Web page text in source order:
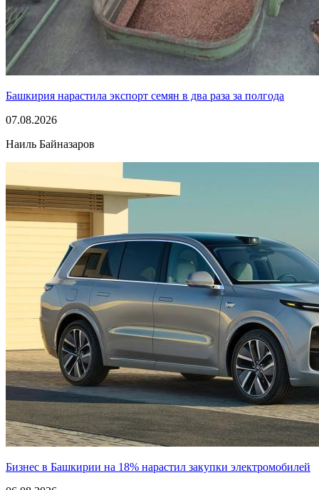
Башкирия нарастила экспорт семян в два раза за полгода
07.08.2026
Наиль Байназаров
Бизнес в Башкирии на 18% нарастил закупки электромобилей